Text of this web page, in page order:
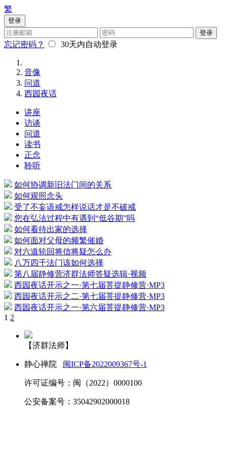
繁
登录
登录
忘记密码？ 30天内自动登录
音像
问道
西园夜话
讲座
访谈
问道
读书
正念
聆听
如何协调新旧法门间的关系
如何观照念头
受了不妄语戒怎样说话才是不破戒
您在弘法过程中有遇到“低谷期”吗
如何看待出家的选择
如何面对父母的频繁催婚
对六道轮回将信将疑怎么办
八万四千法门该如何选择
第八届静修营济群法师答疑选辑·视频
西园夜话开示之一·第七届菩提静修营·MP3
西园夜话开示之二·第七届菩提静修营·MP3
西园夜话开示之一·第六届菩提静修营·MP3
1 2
【济群法师】
静心禅院 闽ICP备2022009367号-1
许可证编号：闽（2022）0000100
公安备案号：35042902000018